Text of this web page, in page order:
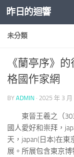
Skip to content
昨日的迴響
未分類
《蘭亭序》
格國作家網
BY ADMIN · 2025 年 3 月
東晉王羲之（
國人愛好和崇拜，
天，japan(日本)在
展。所展包含東京